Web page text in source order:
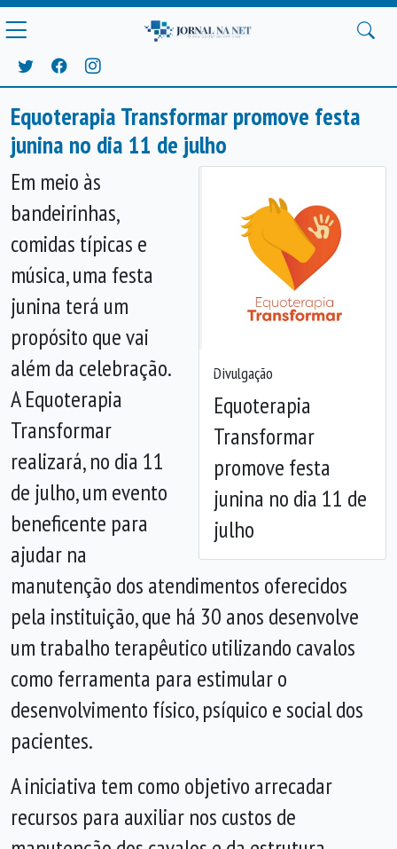
Equoterapia Transformar promove festa
junina no dia 11 de julho
Divulgação
Equoterapia
Transformar
promove festa
junina no dia 11 de
julho
Anterior
Em meio às
bandeirinhas,
comidas típicas e
música, uma festa
junina terá um
propósito que vai
além da celebração.
A Equoterapia
Transformar
realizará, no dia 11
de julho, um evento
beneficente para
ajudar na
manutenção dos atendimentos oferecidos
pela instituição, que há 30 anos desenvolve
um trabalho terapêutico utilizando cavalos
como ferramenta para estimular o
desenvolvimento físico, psíquico e social dos
pacientes.
A iniciativa tem como objetivo arrecadar
recursos para auxiliar nos custos de